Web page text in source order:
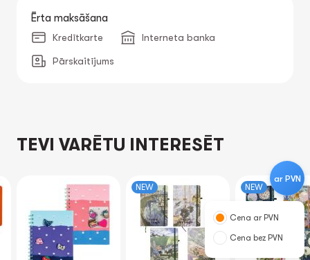
Ērta maksāšana
Kredītkarte Interneta banka
Pārskaitījums
TEVI VARĒTU INTERESĒT
NEW NEW
ar PVN
Cena ar PVN
Cena bez PVN